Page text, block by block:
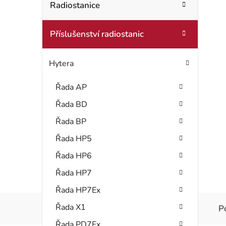
r
a
n
r
e
Radiostanice
Příslušenství radiostanic
Hytera
Řada AP
Řada BD
Řada BP
Řada HP5
Řada HP6
Řada HP7
Řada HP7Ex
Řada X1